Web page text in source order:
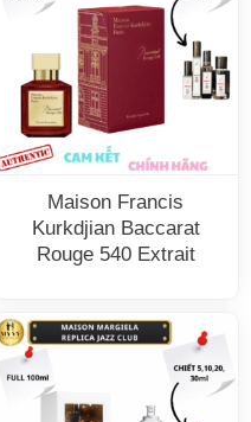
Maison Francis
Kurkdjian Baccarat
Rouge 540 Extrait